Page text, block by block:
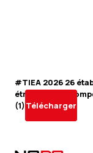
#TIEA 2026 26
étrangers en
(1)Télécharger